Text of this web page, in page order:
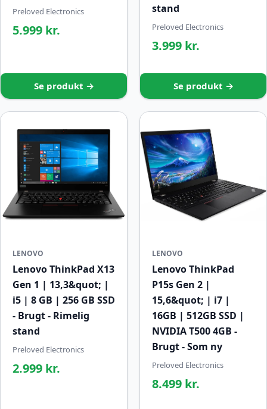
Preloved Electronics
5.999 kr.
Se produkt →
stand
Preloved Electronics
3.999 kr.
Se produkt →
LENOVO
Lenovo ThinkPad X13
Gen 1 | 13,3&quot; |
i5 | 8 GB | 256 GB SSD
- Brugt - Rimelig
stand
Preloved Electronics
2.999 kr.
LENOVO
Lenovo ThinkPad
P15s Gen 2 |
15,6&quot; | i7 |
16GB | 512GB SSD |
NVIDIA T500 4GB -
Brugt - Som ny
Preloved Electronics
8.499 kr.